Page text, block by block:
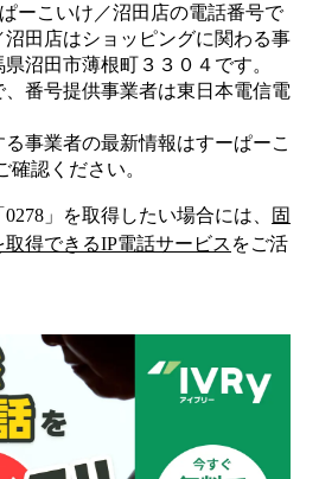
ーこいけ／沼田店の電話番号で
沼田店はショッピングに関わる事
沼田市薄根町３３０４ です。
、番号提供事業者は東日本電信電
事業者の最新情報はすーぱーこ
確認ください。
0278 」を取得したい場合には、
固
取得できるIP電話サービス をご活